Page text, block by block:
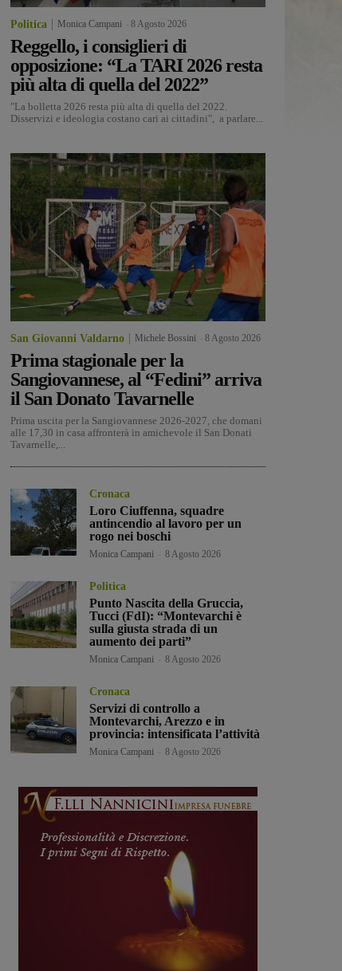
Politica Monica Campani 8 Agosto 2026
Reggello, i consiglieri di
opposizione: “La TARI 2026 resta
più alta di quella del 2022”
"La bolletta 2026 resta più alta di quella del 2022.
Disservizi e ideologia costano cari ai cittadini", a parlare...
San Giovanni Valdarno Michele Bossini 8 Agosto 2026
Prima stagionale per la
Sangiovannese, al “Fedini” arriva
il San Donato Tavarnelle
Prima uscita per la Sangiovannese 2026-2027, che domani
alle 17,30 in casa affronterà in amichevole il San Donati
Tavarnelle,...
Cronaca
Loro Ciuffenna, squadre
antincendio al lavoro per un
rogo nei boschi
Monica Campani 8 Agosto 2026
Politica
Punto Nascita della Gruccia,
Tucci (FdI): “Montevarchi è
sulla giusta strada di un
aumento dei parti”
Monica Campani 8 Agosto 2026
Cronaca
Servizi di controllo a
Montevarchi, Arezzo e in
provincia: intensificata l’attività
Monica Campani 8 Agosto 2026